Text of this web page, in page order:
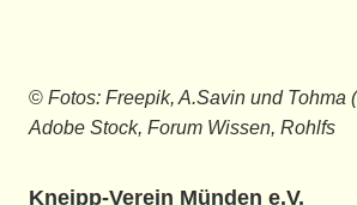
© Fotos: Freepik, A.Savin und Tohma
Adobe Stock, Forum Wissen, Rohlfs
Kneipp-Verein Münden e.V.